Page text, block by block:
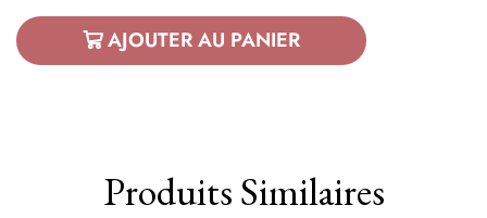
AJOUTER AU PANIER
Produits Similaires